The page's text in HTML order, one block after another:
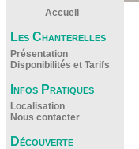
Accueil
Les Chanterelles
Présentation
Disponibilités et Tarifs
Infos Pratiques
Localisation
Nous contacter
Découverte